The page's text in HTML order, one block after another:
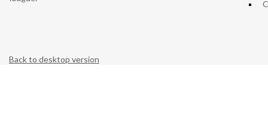
Back to desktop version